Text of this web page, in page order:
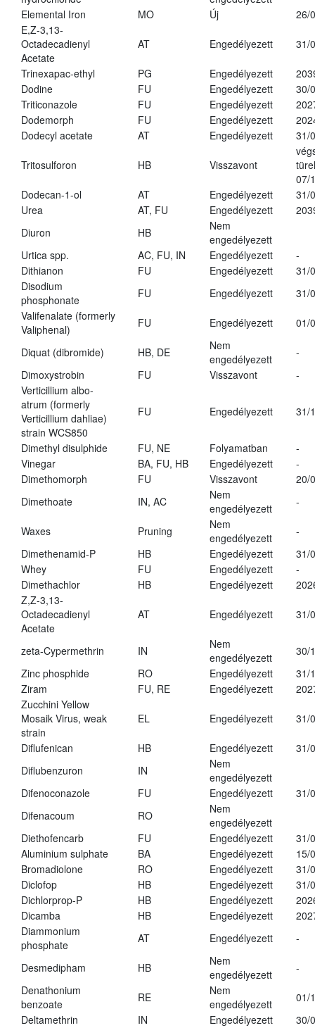
Elemental Iron
MO Új
26/
E,Z-3,13-
Octadecadienyl
Acetate
AT Engedélyezett 31/
Trinexapac-ethyl PG Engedélyezett
Dodine
FU Engedélyezett
30/
Triticonazole
FU Engedélyezett
Dodemorph
FU Engedélyezett
Dodecyl acetate
AT Engedélyezett 31/
Tritosulforon HB Visszavont
07/
Dodecan-1-ol
AT Engedélyezett
31/
Urea
AT, FU Engedélyezett
Diuron
HB
Nem
engedélyezett
Urtica spp.
AC, FU, IN Engedélyezett
-
Dithianon
FU Engedélyezett
31/
Disodium
phosphonate
FU Engedélyezett
31/
Valifenalate (formerly
Valiphenal)
FU Engedélyezett 01/
Diquat (dibromide) HB, DE
Nem
engedélyezett
-
Dimoxystrobin
FU Visszavont
-
Verticillium albo-
atrum (formerly
Verticillium dahliae)
strain WCS850
FU Engedélyezett 31/
Dimethyl disulphide FU, NE Folyamatban
-
Vinegar
BA, FU, HB Engedélyezett
-
Dimethomorph
FU Visszavont
20/
Dimethoate
IN, AC
Nem
engedélyezett
-
Waxes Pruning
Nem
engedélyezett
-
Dimethenamid-P
HB Engedélyezett
31/
Whey
FU Engedélyezett
-
Dimethachlor
HB Engedélyezett
Z,Z-3,13-
Octadecadienyl
Acetate
AT Engedélyezett 31/
zeta-Cypermethrin IN
Nem
engedélyezett
30/
Zinc phosphide
RO Engedélyezett
31/
Ziram
FU, RE Engedélyezett
Zucchini Yellow
Mosaik Virus, weak
strain
EL Engedélyezett 31/
Diflufenican HB Engedélyezett
31/
Diflubenzuron
IN
Nem
engedélyezett
Difenoconazole
FU Engedélyezett
31/
Difenacoum
RO
Nem
engedélyezett
Diethofencarb
FU Engedélyezett
31/
Aluminium sulphate
BA Engedélyezett
15/
Bromadiolone
RO Engedélyezett
31/
Diclofop
HB Engedélyezett
31/
Dichlorprop-P
HB Engedélyezett
Dicamba
HB Engedélyezett
Diammonium
phosphate
AT Engedélyezett -
Desmedipham HB
Nem
engedélyezett
-
Denathonium
benzoate
RE
Nem
engedélyezett
01/
Deltamethrin
IN Engedélyezett 30/